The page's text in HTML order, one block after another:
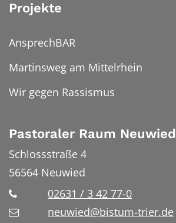
Projekte
AnsprechBAR
Martinsweg am Mittelrhein
Wir gegen Rassismus
Pastoraler Raum Neuwied
Schlossstraße 4
56564 Neuwied
02631 / 3 42 77-0
neuwied@bistum-trier.de